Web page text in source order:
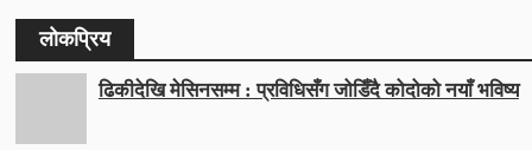
लोकप्रिय
ढिकीदेखि मेसिनसम्म : प्रविधिसँग जोडिँदै कोदोको नयाँ भविष्य